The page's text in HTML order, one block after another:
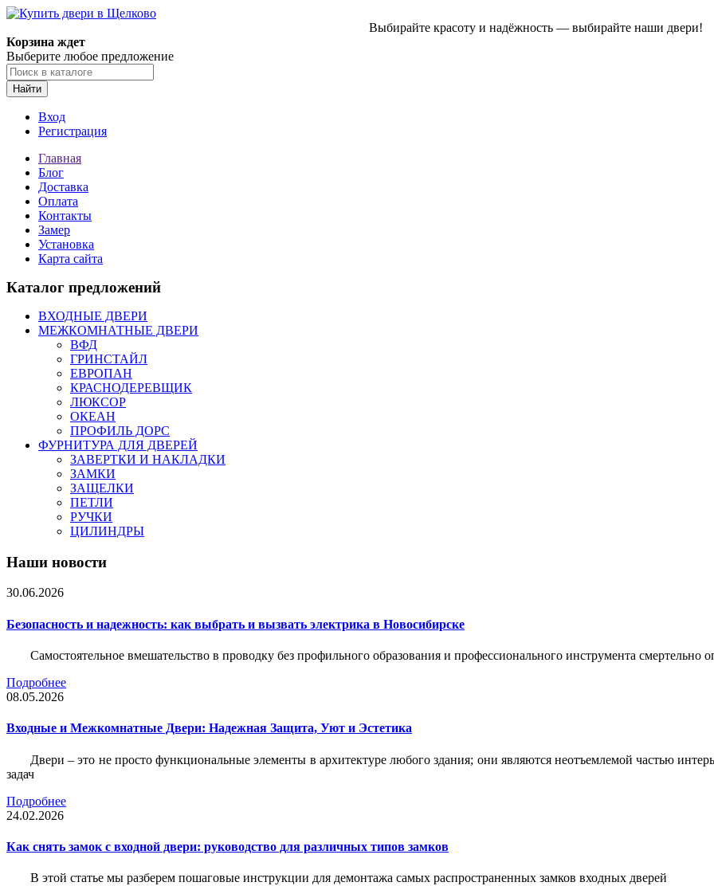
Выбирайте красоту и надёжность — выбирайте наши двери!
Корзина ждет
Выберите любое предложение
Найти
Вход
Регистрация
Главная
Блог
Доставка
Оплата
Контакты
Замер
Установка
Карта сайта
Каталог предложений
ВХОДНЫЕ ДВЕРИ
МЕЖКОМНАТНЫЕ ДВЕРИ
ВФД
ГРИНСТАЙЛ
ЕВРОПАН
КРАСНОДЕРЕВЩИК
ЛЮКСОР
ОКЕАН
ПРОФИЛЬ ДОРС
ФУРНИТУРА ДЛЯ ДВЕРЕЙ
ЗАВЕРТКИ И НАКЛАДКИ
ЗАМКИ
ЗАЩЕЛКИ
ПЕТЛИ
РУЧКИ
ЦИЛИНДРЫ
Наши новости
30.06.2026
Безопасность и надежность: как выбрать и вызвать электрика в Новосибирске
Самостоятельное вмешательство в проводку без профильного образования и профессионального инструмента смертельно
Подробнее
08.05.2026
Входные и Межкомнатные Двери: Надежная Защита, Уют и Эстетика
Двери – это не просто функциональные элементы в архитектуре любого здания; они являются неотъемлемой частью
задач
Подробнее
24.02.2026
Как снять замок с входной двери: руководство для различных типов замков
В этой статье мы разберем пошаговые инструкции для демонтажа самых распространенных замков входных дверей